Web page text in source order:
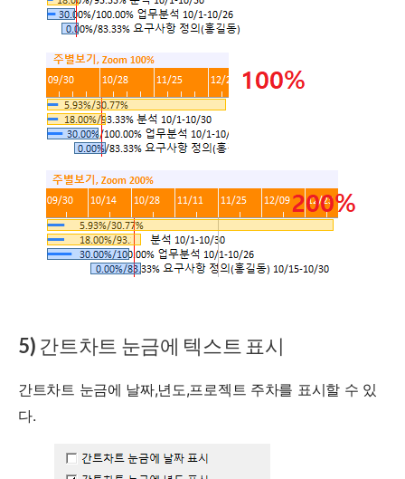
5) 간트차트 눈금에 텍스트 표시
간트차트 눈금에 날짜,년도,프로젝트 주차를 표시할 수 있
다.